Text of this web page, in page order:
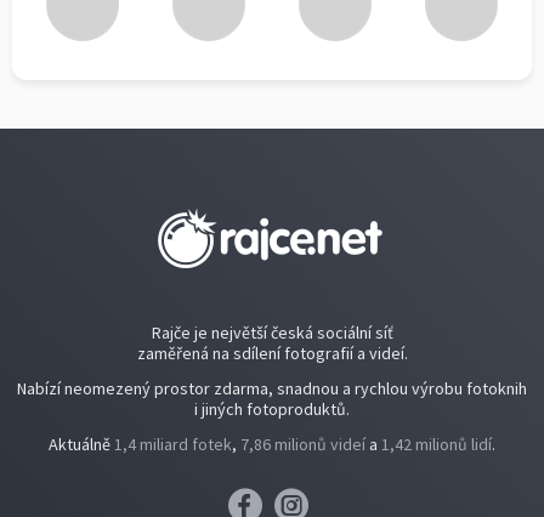
Rajče je největší česká sociální síť
zaměřená na sdílení fotografií a videí.
Nabízí neomezený prostor zdarma, snadnou a rychlou výrobu fotoknih
i jiných fotoproduktů.
Aktuálně1,4 miliard fotek, 7,86 milionů videí a 1,42 milionů lidí.